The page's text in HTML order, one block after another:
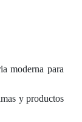
moderna para
y productos